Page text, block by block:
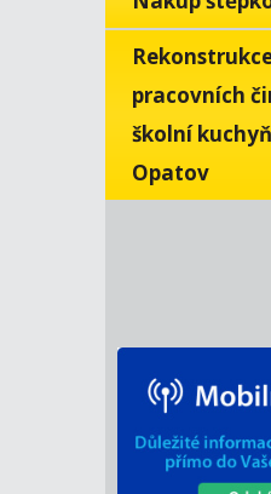
pracovních
školní
Opatov